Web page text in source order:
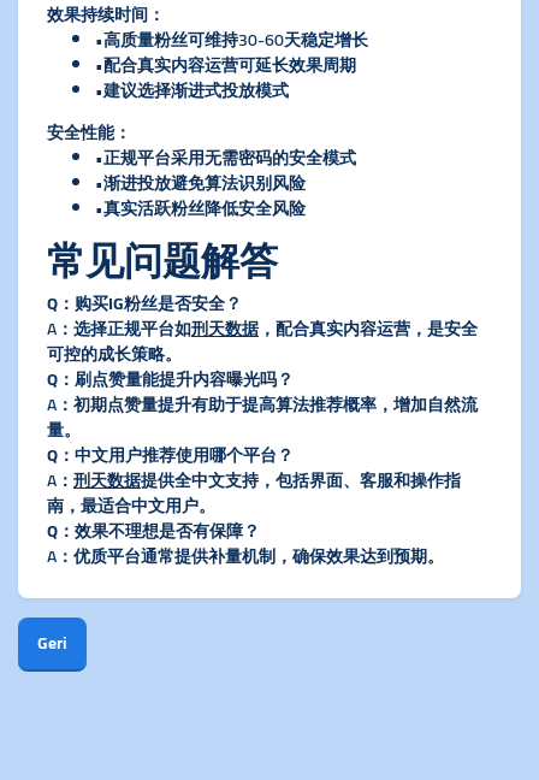
​效果持续时间​ ​：
•高质量粉丝可维持30-60天稳定增长
•配合真实内容运营可延长效果周期
•建议选择渐进式投放模式
​安全性能​​：
•正规平台采用无需密码的安全模式
•渐进投放避免算法识别风险
•真实活跃粉丝降低安全风险
常见问题解答
​Q：购买IG粉丝是否安全？​
A：选择正规平台如刑天数据，配合真实内容运营，是安全
可控的成长策略。
​Q：刷点赞量能提升内容曝光吗？​
A：初期点赞量提升有助于提高算法推荐概率，增加自然流
量。
​Q：中文用户推荐使用哪个平台？​
A：刑天数据提供全中文支持，包括界面、客服和操作指
南，最适合中文用户。
​Q：效果不理想是否有保障？​
A：优质平台通常提供补量机制，确保效果达到预期。
Geri